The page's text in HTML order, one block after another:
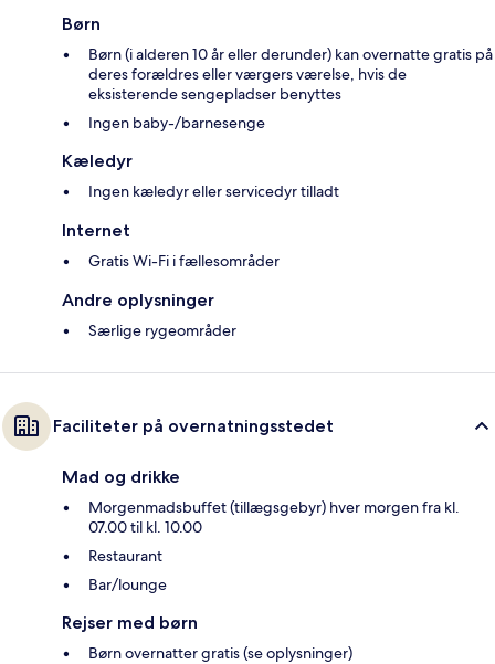
Børn
Børn (i alderen 10 år eller derunder) kan overnatte gratis på
deres forældres eller værgers værelse, hvis de
eksisterende sengepladser benyttes
Ingen baby-/barnesenge
Kæledyr
Ingen kæledyr eller servicedyr tilladt
Internet
Gratis Wi-Fi i fællesområder
Andre oplysninger
Særlige rygeområder
Faciliteter på overnatningsstedet
Mad og drikke
Morgenmadsbuffet (tillægsgebyr) hver morgen fra kl.
07.00 til kl. 10.00
Restaurant
Bar/lounge
Rejser med børn
Børn overnatter gratis (se oplysninger)